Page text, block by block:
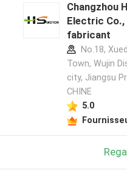
Changzhou
Electric
fabricant
No.18,
Town, Wujin
city, Jiangsu
CHINE
5.0